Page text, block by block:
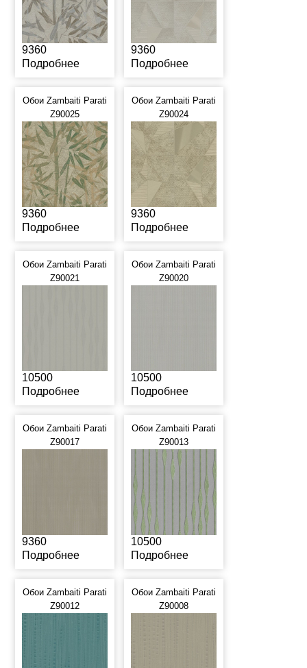
9360
Подробнее
9360
Подробнее
Обои Zambaiti Parati
Z90025
9360
Подробнее
Обои Zambaiti Parati
Z90024
9360
Подробнее
Обои Zambaiti Parati
Z90021
10500
Подробнее
Обои Zambaiti Parati
Z90020
10500
Подробнее
Обои Zambaiti Parati
Z90017
9360
Подробнее
Обои Zambaiti Parati
Z90013
10500
Подробнее
Обои Zambaiti Parati
Z90012
Обои Zambaiti Parati
Z90008